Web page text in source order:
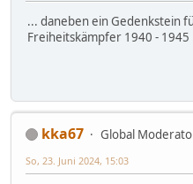
... daneben ein Gedenkstein
Freiheitskämpfer 1940 - 1945
kka67
Global
So, 23. Juni 2024, 15:03